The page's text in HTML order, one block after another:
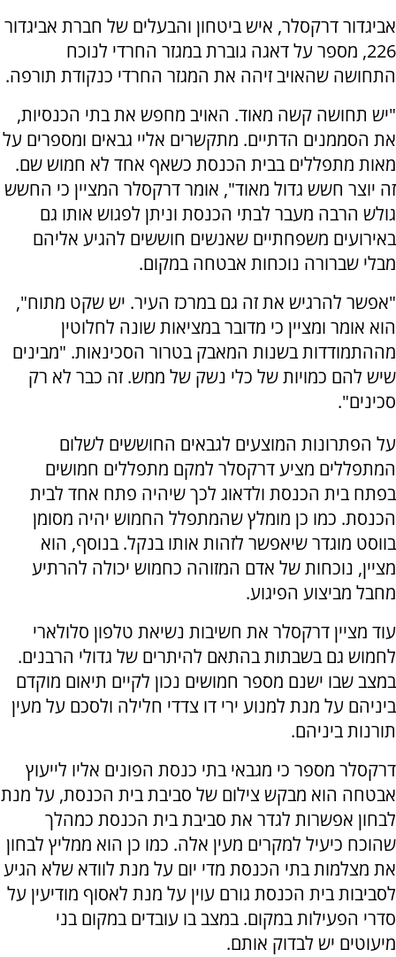
אביגדור דרקסלר, איש ביטחון והבעלים של חברת אביגדור
226, מספר על דאגה גוברת במגזר החרדי לנוכח
התחושה שהאויב זיהה את המגזר החרדי כנקודת תורפה.
"יש תחושה קשה מאוד. האויב מחפש את בתי הכנסיות,
את הסממנים הדתיים. מתקשרים אליי גבאים ומספרים על
מאות מתפללים בבית הכנסת כשאף אחד לא חמוש שם.
זה יוצר חשש גדול מאוד", אומר דרקסלר המציין כי החשש
גולש הרבה מעבר לבתי הכנסת וניתן לפגוש אותו גם
באירועים משפחתיים שאנשים חוששים להגיע אליהם
מבלי שברורה נוכחות אבטחה במקום.
"אפשר להרגיש את זה גם במרכז העיר. יש שקט מתוח",
הוא אומר ומציין כי מדובר במציאות שונה לחלוטין
מההתמודדות בשנות המאבק בטרור הסכינאות. "מבינים
שיש להם כמויות של כלי נשק של ממש. זה כבר לא רק
סכינים".
על הפתרונות המוצעים לגבאים החוששים לשלום
המתפללים מציע דרקסלר למקם מתפללים חמושים
בפתח בית הכנסת ולדאוג לכך שיהיה פתח אחד לבית
הכנסת. כמו כן מומלץ שהמתפלל החמוש יהיה מסומן
בווסט מוגדר שיאפשר לזהות אותו בנקל. בנוסף, הוא
מציין, נוכחות של אדם המזוהה כחמוש יכולה להרתיע
מחבל מביצוע הפיגוע.
עוד מציין דרקסלר את חשיבות נשיאת טלפון סלולארי
לחמוש גם בשבתות בהתאם להיתרים של גדולי הרבנים.
במצב שבו ישנם מספר חמושים נכון לקיים תיאום מוקדם
ביניהם על מנת למנוע ירי דו צדדי חלילה ולסכם על מעין
תורנות ביניהם.
דרקסלר מספר כי מגבאי בתי כנסת הפונים אליו לייעוץ
אבטחה הוא מבקש צילום של סביבת בית הכנסת, על מנת
לבחון אפשרות לגדר את סביבת בית הכנסת כמהלך
שהוכח כיעיל למקרים מעין אלה. כמו כן הוא ממליץ לבחון
את מצלמות בתי הכנסת מדי יום על מנת לוודא שלא הגיע
לסביבות בית הכנסת גורם עוין על מנת לאסוף מודיעין על
סדרי הפעילות במקום. במצב בו עובדים במקום בני
מיעוטים יש לבדוק אותם.